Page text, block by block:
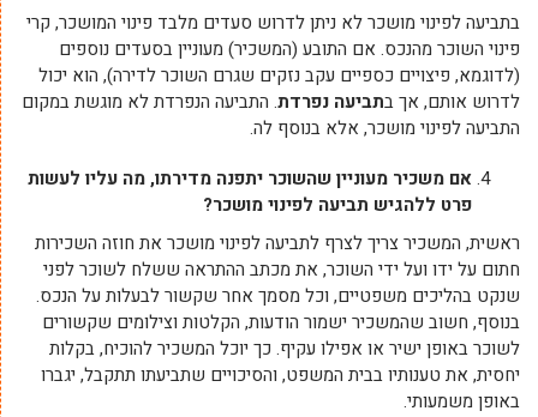
בתביעה לפינוי מושכר לא ניתן לדרוש סעדים מלבד פינוי המושכר, קרי
פינוי השוכר מהנכס. אם התובע (המשכיר) מעוניין בסעדים נוספים
(לדוגמא, פיצויים כספיים עקב נזקים שגרם השוכר לדירה), הוא יכול
לדרוש אותם, אך בתביעה נפרדת. התביעה הנפרדת לא מוגשת במקום
התביעה לפינוי מושכר, אלא בנוסף לה.
אם משכיר מעוניין שהשוכר יתפנה מדירתו, מה עליו לעשות
פרט ללהגיש תביעה לפינוי מושכר?
ראשית, המשכיר צריך לצרף לתביעה לפינוי מושכר את חוזה השכירות
חתום על ידו ועל ידי השוכר, את מכתב ההתראה ששלח לשוכר לפני
שנקט בהליכים משפטיים, וכל מסמך אחר שקשור לבעלות על הנכס.
בנוסף, חשוב שהמשכיר ישמור הודעות, הקלטות וצילומים שקשורים
לשוכר באופן ישיר או אפילו עקיף. כך יוכל המשכיר להוכיח, בקלות
יחסית, את טענותיו בבית המשפט, והסיכויים שתביעתו תתקבל, יגברו
באופן משמעותי.